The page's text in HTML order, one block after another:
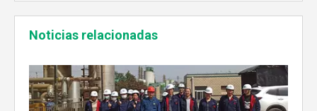
Noticias relacionadas